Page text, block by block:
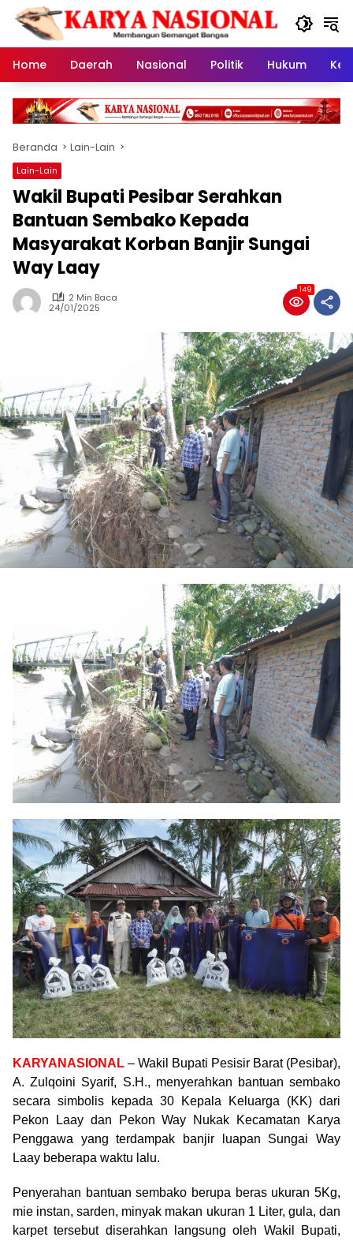
Langsung
konten
Home
Daerah Nasional Politik Hukum
Beranda Lain-Lain
Lain-Lain
Wakil Bupati Pesibar Serahkan
Bantuan Sembako Kepada
Masyarakat Korban Banjir Sungai
Way Laay
2 Min Baca
24/01/2025
149
KARYANASIONAL – Wakil Bupati Pesisir Barat (Pesibar),
A. Zulqoini Syarif, S.H., menyerahkan bantuan sembako
secara simbolis kepada 30 Kepala Keluarga (KK) dari
Pekon Laay dan Pekon Way Nukak Kecamatan Karya
Penggawa yang terdampak banjir luapan Sungai Way
Laay beberapa waktu lalu.
Penyerahan bantuan sembako berupa beras ukuran 5Kg,
mie instan, sarden, minyak makan ukuran 1 Liter, gula, dan
karpet tersebut diserahkan langsung oleh Wakil Bupati,